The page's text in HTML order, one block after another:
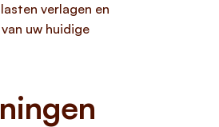
verlagen en
uw huidige